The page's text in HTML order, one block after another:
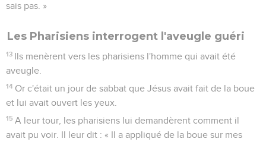
sais pas. »
Les Pharisiens interrogent l'aveugle guéri
13 Ils menèrent vers les pharisiens l'homme qui avait été
aveugle.
14 Or c'était un jour de sabbat que Jésus avait fait de la boue
et lui avait ouvert les yeux.
15 A leur tour, les pharisiens lui demandèrent comment il
avait pu voir. Il leur dit : « Il a appliqué de la boue sur mes